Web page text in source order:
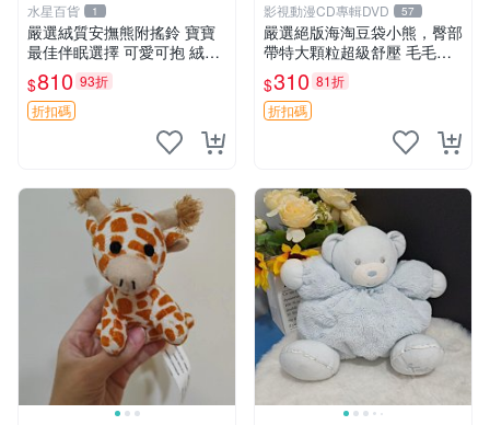
水星百貨 1
嚴選絨質安撫熊附搖鈴 寶寶
最佳伴眠選擇 可愛可抱 絨毛
玩具 安撫熊 嬰兒用
$810 93折
折扣碼
影視動漫CD專輯DVD 57
嚴選絕版海淘豆袋小熊，臀部
帶特大顆粒超級舒壓 毛毛摸
起來格外順滑適合收藏 100%
棉質 豆袋枕 豆袋、抱枕、小
熊
$310 81折
折扣碼